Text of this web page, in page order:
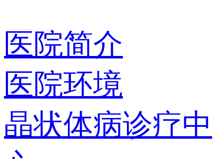
医院简介
医院环境
晶状体病诊疗中